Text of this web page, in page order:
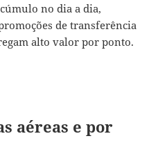
no dia a dia,
de transferência
alto valor por ponto.
aéreas e por